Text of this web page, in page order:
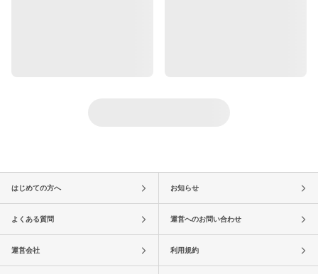
はじめての方へ お知らせ
よくある質問 運営へのお問い合わせ
運営会社 利用規約